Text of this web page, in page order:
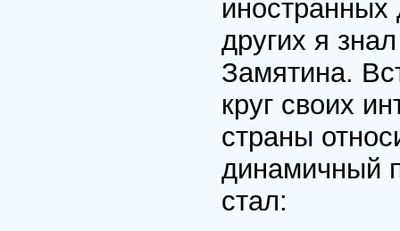
других я
Замятина.
круг своих
страны
динамичный
стал: